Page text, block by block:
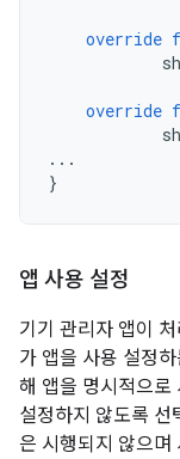
override
override
...
}
앱 사용 설정
기기 관리자 앱이
가 앱을 사용 설정
해 앱을 명시적으로
설정하지 않도록 선
은 시행되지 않으며